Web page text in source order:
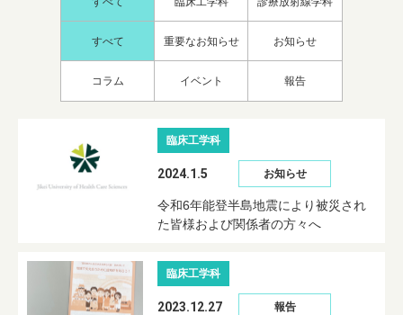
すべて 重要なお知らせ お知らせ
コラム イベント 報告
2024.1.5 お知らせ
臨床工学科
令和6年能登半島地震により被災され
た皆様および関係者の方々へ
2023.12.27 報告
臨床工学科